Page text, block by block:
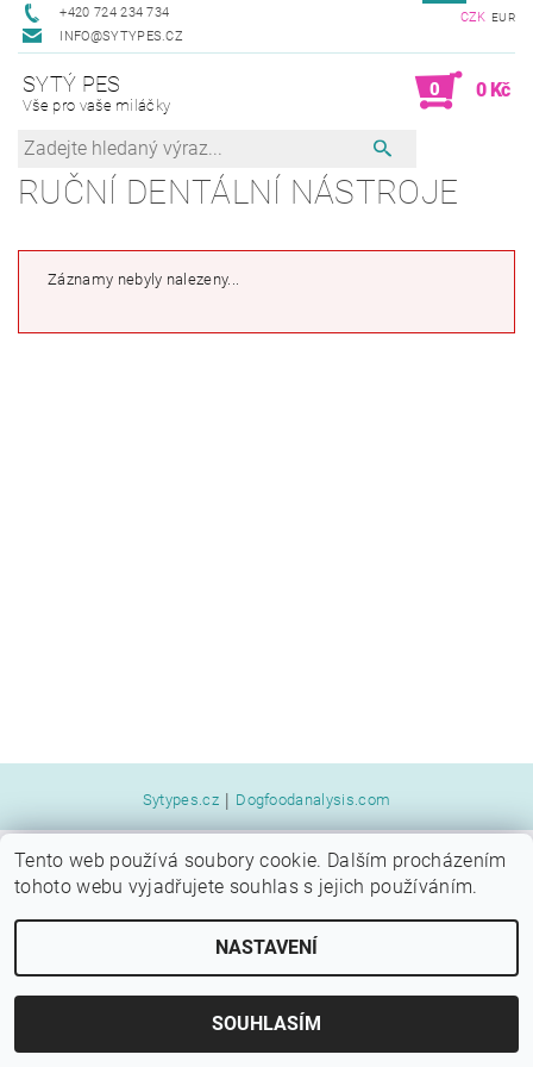
+420 724 234 734
INFO@SYTYPES.CZ
CZK EUR
SYTÝ PES
Vše pro vaše miláčky
0 0 Kč
RUČNÍ DENTÁLNÍ NÁSTROJE
Záznamy nebyly nalezeny...
Sytypes.cz | Dogfoodanalysis.com
2026 © SYTÝ PES, všechna práva vyhrazena
Vytvořil Shoptet
Tento web používá soubory cookie. Dalším procházením
tohoto webu vyjadřujete souhlas s jejich používáním.
NASTAVENÍ
SOUHLASÍM